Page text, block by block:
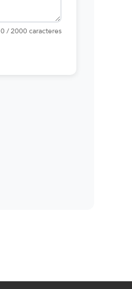
0 / 2000 caracteres